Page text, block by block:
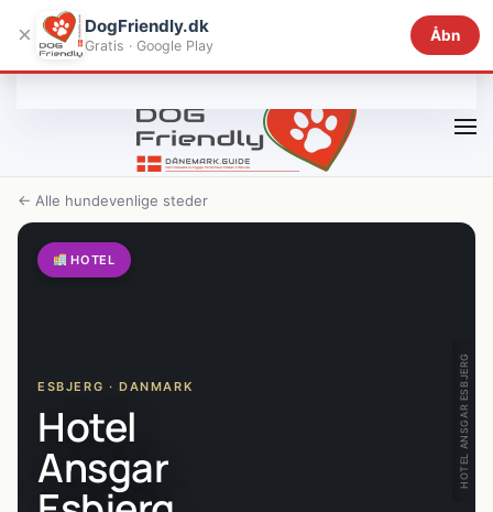
Gå til hovedindhold
× DogFriendly.dk
Gratis · Google Play
Åbn
← Alle hundevenlige steder
HOTEL
ESBJERG · DANMARK
Hotel
Ansgar HOTEL ANSGAR ESBJERG